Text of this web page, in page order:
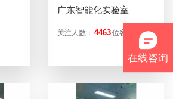
广东智能化实验室
关注人数： 4463位客户
在线咨询